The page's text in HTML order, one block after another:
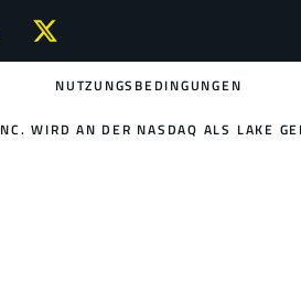
NUTZUNGSBEDINGUNGEN
WIRD AN DER NASDAQ ALS LAKE